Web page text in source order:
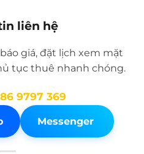
liên hệ
giá, đặt lịch xem mặt
tục thuê nhanh chóng.
9797 369
Messenger